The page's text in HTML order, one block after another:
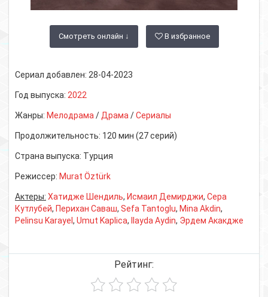
Смотреть онлайн ↓ В избранное
Сериал добавлен: 28-04-2023
Год выпуска: 2022
Жанры: Мелодрама / Драма /Сериалы
Продолжительность: 120 мин (27 серий)
Страна выпуска: Турция
Режиссер: Murat Öztürk
Актеры: Хатидже Шендиль, Исмаил Демирджи, Сера
Кутлубей, Перихан Саваш, Sefa Tantoglu, Mina Akdin,
Pelinsu Karayel , Umut Kaplica, Ilayda Aydin, Эрдем Акакдже
Рейтинг: